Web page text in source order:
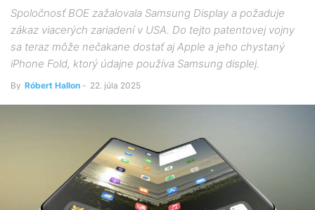
Spoločnosť BOE zažalovala Samsung Display a požaduje
zákaz viacerých zariadení v USA. Do tejto patentovej vojny
sa teraz môže nečakane dostať aj Apple a jeho chystaný
iPhone Fold, ktorý údajne používa Samsung displej.
By Róbert Hallon - 22. júla 2025